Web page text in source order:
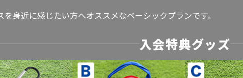
を身近に感じたい方へオススメなベーシックプランです。
入会特典グッズ